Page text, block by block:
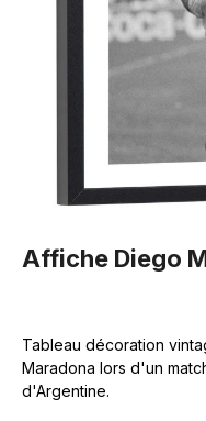
Affiche Diego
Tableau décoration
Maradona lors d'un
d'Argentine.